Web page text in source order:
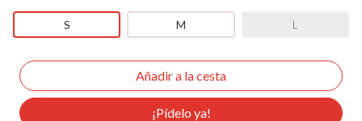
S M L
¡Pídelo ya!